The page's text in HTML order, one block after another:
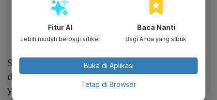
Selain itu, ada tigastartupyang mengklaim
dan dikabarkan sudah berstatusunicorn
yakni Kredivo, Blibli, dan Tiket.com.
Fitur AI
Lebih mudah berbagi artikel
Baca Nanti
Bagi Anda yang sibuk
Buka di Aplikasi
Tetap di Browser